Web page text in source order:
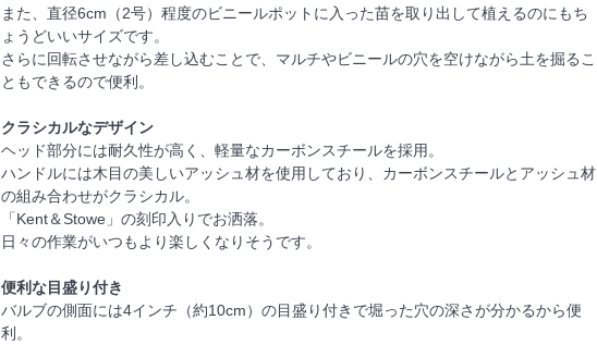
また、直径6cm（2号）程度のビニールポットに入った苗を取り出して植えるのにもち
ょうどいいサイズです。
さらに回転させながら差し込むことで、マルチやビニールの穴を空けながら土を掘るこ
ともできるので便利。
クラシカルなデザイン
ヘッド部分には耐久性が高く、軽量なカーボンスチールを採用。
ハンドルには木目の美しいアッシュ材を使用しており、カーボンスチールとアッシュ材
の組み合わせがクラシカル。
「Kent＆Stowe」の刻印入りでお洒落。
日々の作業がいつもより楽しくなりそうです。
便利な目盛り付き
バルブの側面には4インチ（約10cm）の目盛り付きで堀った穴の深さが分かるから便
利。